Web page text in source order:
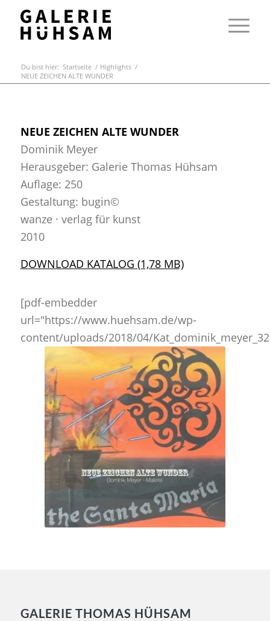
Du bist hier: Startseite / Highlights /
NEUE ZEICHEN ALTE WUNDER
NEUE ZEICHEN ALTE WUNDER
Dominik Meyer
Herausgeber: Galerie Thomas Hühsam
Auflage: 250
Gestaltung: bugin©
wanze · verlag für kunst
2010
DOWNLOAD KATALOG
[pdf-embedder
url="https://www.huehsam.de/wp-
content/uploads/2018/04/
GALERIE THOMAS HÜHSAM